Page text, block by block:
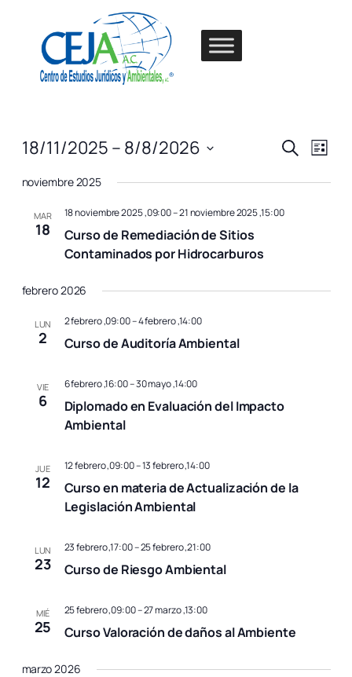
contenido
y
Buscar
de
Lista
18/11/2025 – 8/8/2026
fecha.
noviembre 2025
MAR
18
18 noviembre 2025 ,09:00–21 noviembre 2025 ,15:00
Curso de Remediación de Sitios
Contaminados por Hidrocarburos
febrero 2026
LUN
2
2 febrero ,09:00–4 febrero ,14:00
Curso de Auditoría Ambiental
VIE
6
6 febrero ,16:00–30 mayo ,14:00
Diplomado en Evaluación del Impacto
Ambiental
JUE
12
12 febrero ,09:00–13 febrero ,14:00
Curso en materia de Actualización de la
Legislación Ambiental
LUN
23
23 febrero ,17:00–25 febrero ,21:00
Curso de Riesgo Ambiental
MIÉ
25
25 febrero ,09:00–27 marzo ,13:00
Curso Valoración de daños al Ambiente
marzo 2026